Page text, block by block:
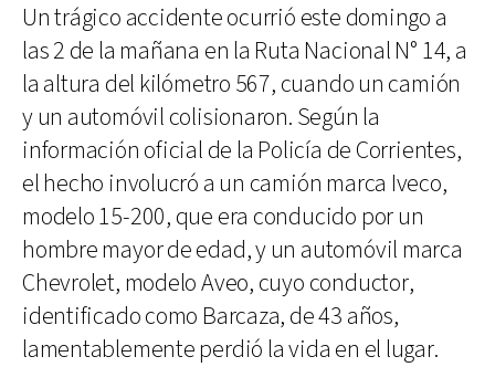
Un trágico accidente ocurrió este domingo a
las 2 de la mañana en la Ruta Nacional N° 14, a
la altura del kilómetro 567, cuando un camión
y un automóvil colisionaron. Según la
información oficial de la Policía de Corrientes,
el hecho involucró a un camión marca Iveco,
modelo 15-200, que era conducido por un
hombre mayor de edad, y un automóvil marca
Chevrolet, modelo Aveo, cuyo conductor,
identificado como Barcaza, de 43 años,
lamentablemente perdió la vida en el lugar.